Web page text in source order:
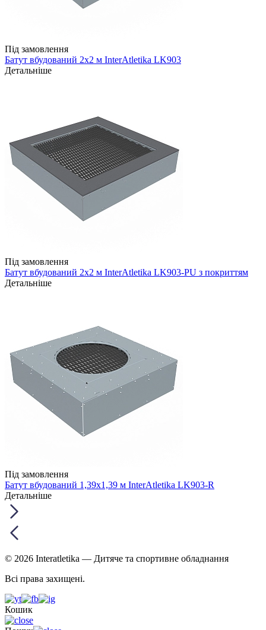
Під замовлення
Батут вбудований 2х2 м InterAtletika LK903
Детальніше
Під замовлення
Батут вбудований 2х2 м InterAtletika LK903-PU з покриттям
Детальніше
Під замовлення
Батут вбудований 1,39х1,39 м InterAtletika LK903-R
Детальніше
© 2026 Interatletika — Дитяче та спортивне обладнання
Всі права захищені.
Кошик